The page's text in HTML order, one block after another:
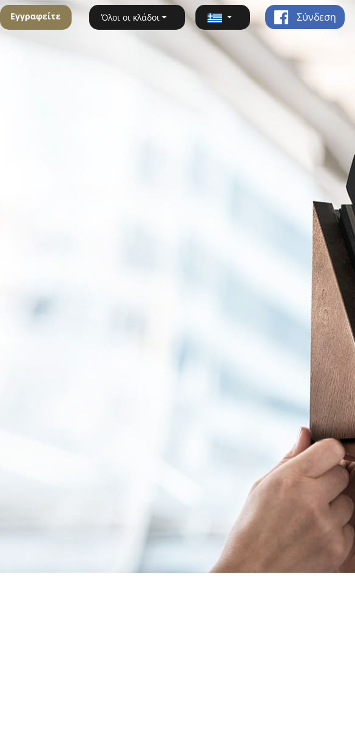
Εγγραφείτε Όλοι οι κλάδοι Σύνδεση